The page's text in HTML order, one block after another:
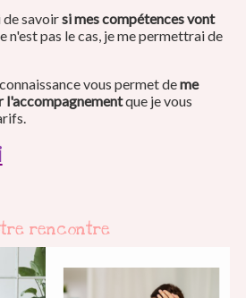
de savoirsi mes compétences vont
n'est pas le cas, je me permettrai de
vous permet deme
l'accompagnementque je vous
rencontre